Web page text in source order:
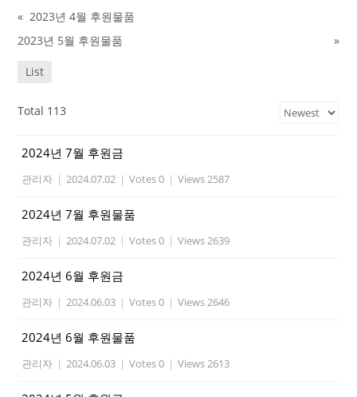
« 2023년 4월 후원물품
2023년 5월 후원물품
»
List
Total 113
2024년 7월 후원금
관리자 | 2024.07.02 | Votes 0 | Views 2587
2024년 7월 후원물품
관리자 | 2024.07.02 | Votes 0 | Views 2639
2024년 6월 후원금
관리자 | 2024.06.03 | Votes 0 | Views 2646
2024년 6월 후원물품
관리자 | 2024.06.03 | Votes 0 | Views 2613